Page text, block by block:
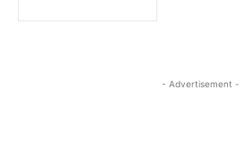
- Advertisement -